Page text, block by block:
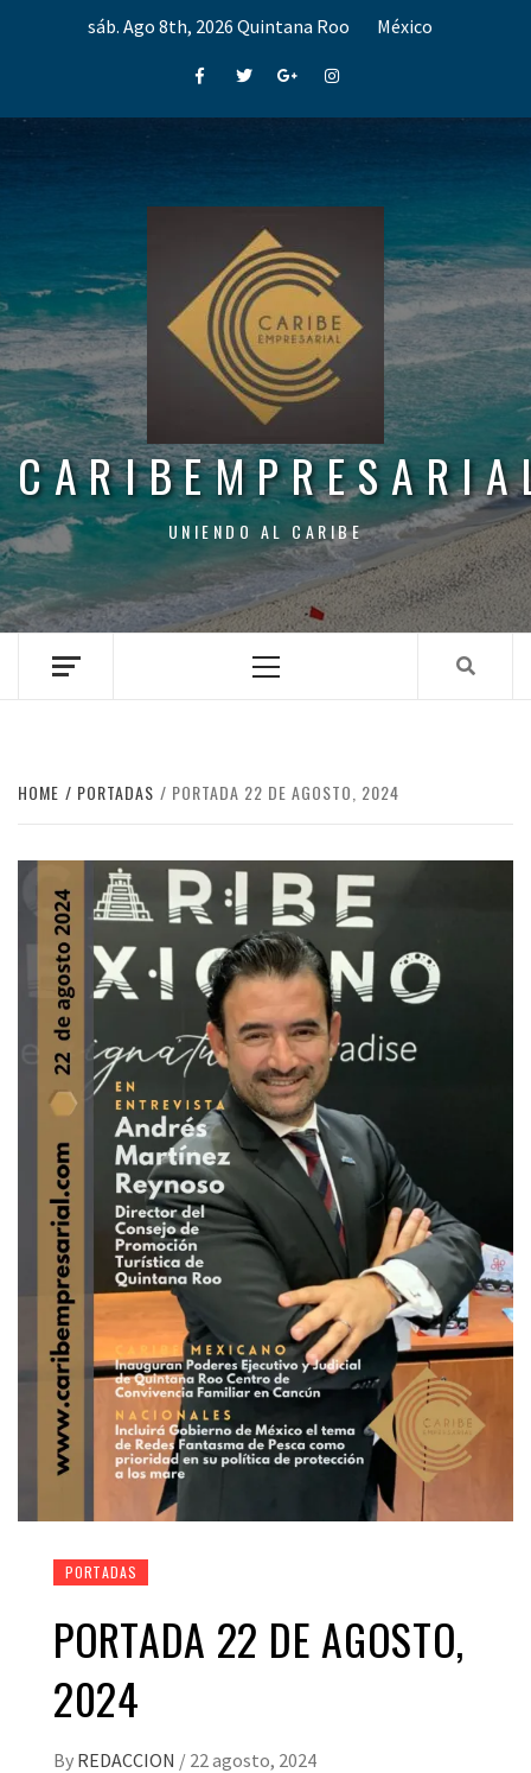
sáb. Ago 8th, 2026 Quintana Roo México
FacebookTwitterGoogle+Instagram
UNIENDO AL CARIBE
Menu
HOME PORTADAS PORTADA 22 DE AGOSTO, 2024
PORTADAS
PORTADA 22 DE AGOSTO,
2024
By REDACCION / 22 agosto, 2024